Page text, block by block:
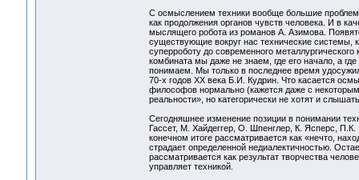
С осмыслением техники вообще большие
как продолжения органов чувств человека. И в
мыслящего робота из романов А. Азимова.
существующие вокруг нас технические
суперроботу до современного
комбината мы даже не знаем, где его начало, а
понимаем. Мы только в последнее время
70-х годов XX века Б.И. Кудрин. Что касается
философов нормально (кажется даже с
реальности», но категорически не хотят и
Сегодняшнее изменение позиции в понимании
Гассет, М. Хайдеггер, О. Шпенглер, К. Ясперс,
конечном итоге рассматривается как «нечто,
страдает определенной недиалектичностью.
рассматривается как результат творчества
управляет техникой.